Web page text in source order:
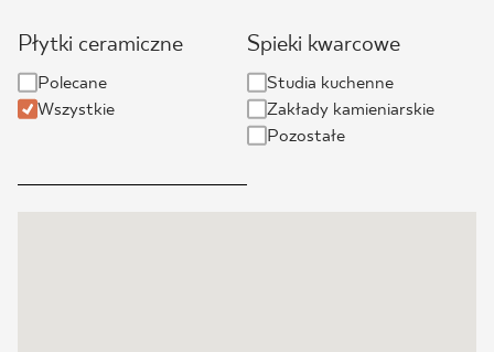
GDZIE KUPIĆ
O NAS
KARIERA
Płytki ceramiczne
Polecane
Wszystkie
Spieki kwarcowe
Studia kuchenne
Zakłady kamieniarskie
Pozostałe